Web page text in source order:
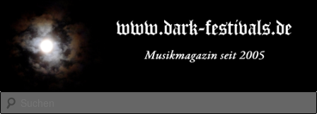
primären
Inhalt
springen
sekundären
Inhalt
springenDARK-FESTIVALS.DE
Suchen